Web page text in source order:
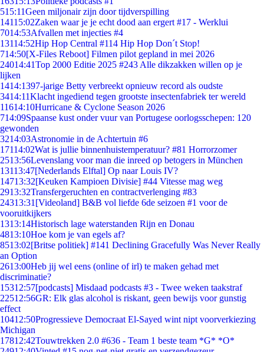
515:11Geen miljonair zijn door tijdverspilling
14115:02Zaken waar je je echt dood aan ergert #17 - Werklui
7014:53Afvallen met injecties #4
13114:52Hip Hop Central #114 Hip Hop Don´t Stop!
714:50[X-Files Reboot] Filmen pilot gepland in mei 2026
24014:41Top 2000 Editie 2025 #243 Alle dikzakken willen op je
lijken
1414:1397-jarige Betty verbreekt opnieuw record als oudste
3414:11Klacht ingediend tegen grootste insectenfabriek ter wereld
11614:10Hurricane & Cyclone Season 2026
714:09Spaanse kust onder vuur van Portugese oorlogsschepen: 120
gewonden
3214:03Astronomie in de Achtertuin #6
17114:02Wat is jullie binnenhuistemperatuur? #81 Horrorzomer
2513:56Levenslang voor man die inreed op betogers in München
13113:47[Nederlands Elftal] Op naar Louis IV?
14713:32[Keuken Kampioen Divisie] #44 Vitesse mag weg
2913:32Transfergeruchten en contractverlenging #83
24313:31 [Videoland] B&B vol liefde 6de seizoen #1 voor de
vooruitkijkers
1313:14Historisch lage waterstanden Rijn en Donau
4813:10Hoe kom je van egels af?
8513:02[Britse politiek] #141 Declining Gracefully Was Never Really
an Option
2613:00Heb jij wel eens (online of irl) te maken gehad met
discriminatie?
15312:57[podcasts] Misdaad podcasts #3 - Twee weken taakstraf
22512:56GR: Elk glas alcohol is riskant, geen bewijs voor gunstig
effect
10412:50Progressieve Democraat El-Sayed wint nipt voorverkiezing
Michigan
17812:42Touwtrekken 2.0 #636 - Team 1 beste team *G* *O*